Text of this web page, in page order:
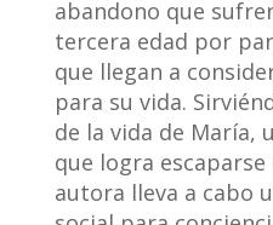
abandono que
tercera edad por
que llegan a
para su vida.
de la vida de María,
que logra
autora lleva a cabo